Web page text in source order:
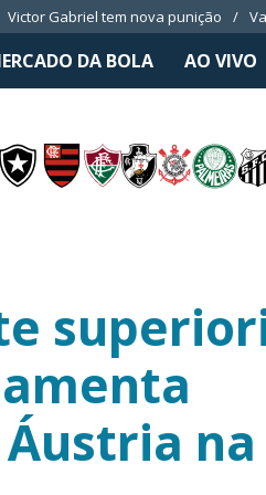
Victor Gabriel tem nova punição
DA BOLA AO VIVO
na